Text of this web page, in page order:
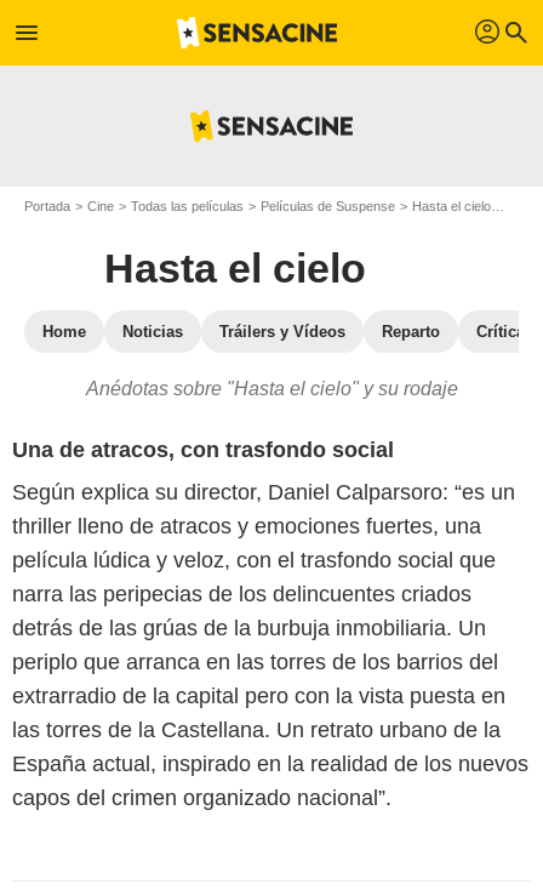
menu profil search
Portada Cine Todas las películas Películas de Suspense Hasta el cielo
Hasta el cielo
Home Noticias Tráilers y Vídeos Reparto Críticas
Anédotas sobre "Hasta el cielo" y su rodaje
Una de atracos, con trasfondo social
Según explica su director, Daniel Calparsoro: “es un
thriller lleno de atracos y emociones fuertes, una
película lúdica y veloz, con el trasfondo social que
narra las peripecias de los delincuentes criados
detrás de las grúas de la burbuja inmobiliaria. Un
periplo que arranca en las torres de los barrios del
extrarradio de la capital pero con la vista puesta en
las torres de la Castellana. Un retrato urbano de la
España actual, inspirado en la realidad de los nuevos
capos del crimen organizado nacional”.